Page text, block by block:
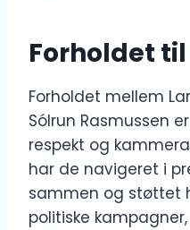
Forholdet
Forholdet mellem
Sólrun Rasmussen
respekt og
har de navigeret i
sammen og støttet
politiske